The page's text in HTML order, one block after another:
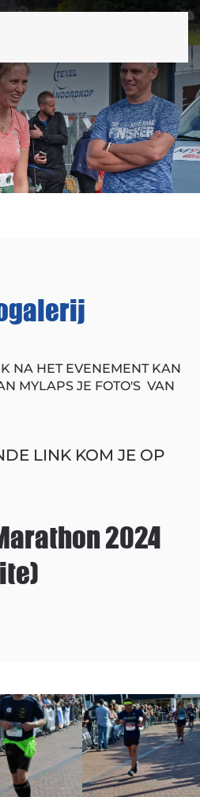
NA HET EVENEMENT KAN
MYLAPS JE FOTO'S VAN
LINK KOM JE OP
2024